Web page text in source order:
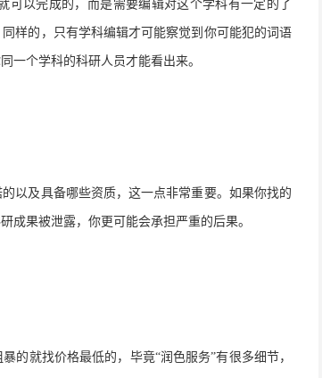
可以完成的，而是需要编辑对这个学科有一定的了
样的，只有学科编辑才可能察觉到你可能犯的词语
一个学科的科研人员才能看出来。
以及具备哪些资质，这一点非常重要。如果你找的
成果被泄露，你更可能会承担严重的后果。
的就找价格最低的，毕竟“润色服务”有很多细节，